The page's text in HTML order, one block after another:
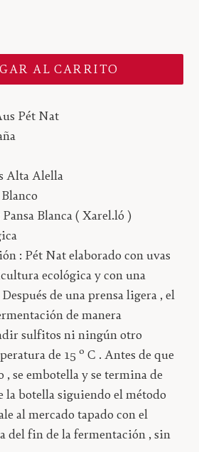
AL CARRITO
Pét Nat
Alta Alella
Blanca ( Xarel.ló )
: Pét Nat elaborado con uvas
ecológica y con una
de una prensa ligera , el
de manera
sulfitos ni ningún otro
de 15 º C . Antes de que
, se embotella y se termina de
la botella siguiendo el método
al mercado tapado con el
del fin de la fermentación , sin